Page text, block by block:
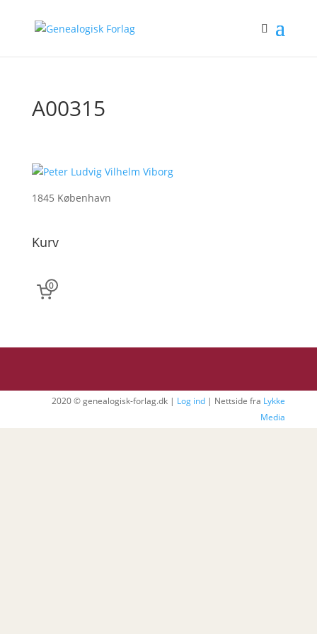
A00315
1845 København
Kurv
0
2020 © genealogisk-forlag.dk | Log ind | Nettside fra Lykke
Media